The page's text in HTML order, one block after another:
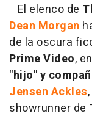
El elenco de
Dean Morgan
de la oscura
Prime Video,
"hijo" y
Jensen Ackles
showrunner de